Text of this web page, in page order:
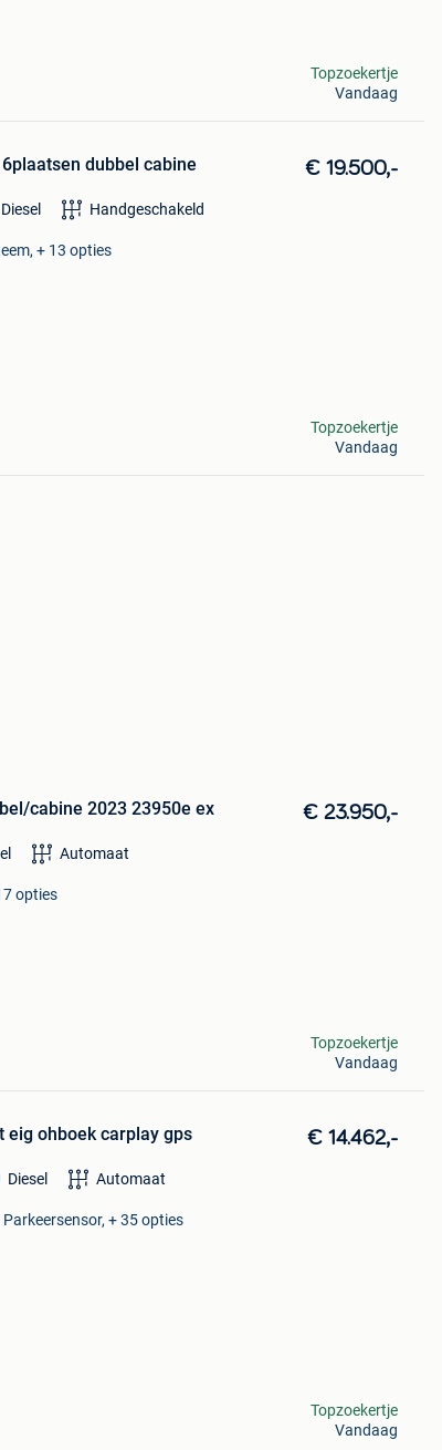
Topzoekertje
Vandaag
dubbel cabine € 19.500,-
Diesel Handgeschakeld
+ 13 opties
Topzoekertje
Vandaag
cabine 2023 23950e ex € 23.950,-
Automaat
opties
Topzoekertje
Vandaag
eig ohboek carplay gps € 14.462,-
Diesel Automaat
+ 35 opties
Topzoekertje
Vandaag